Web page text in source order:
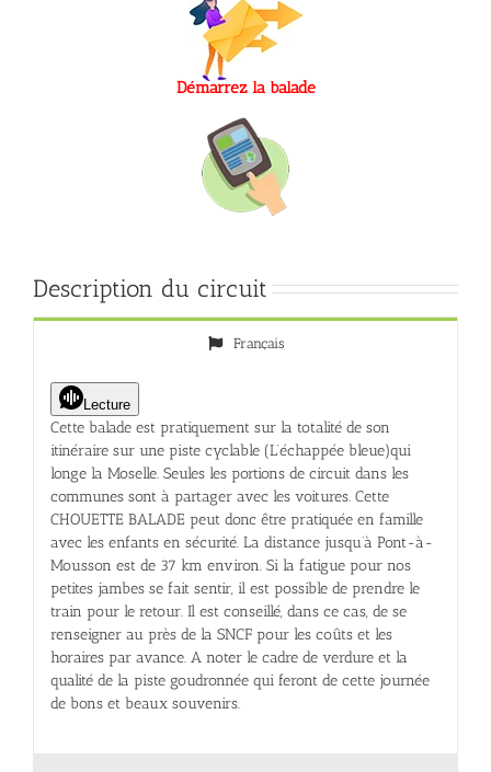
Démarrez la balade
Description du circuit
Français
Lecture
Cette balade est pratiquement sur la totalité de son
itinéraire sur une piste cyclable (L’échappée bleue)qui
longe la Moselle. Seules les portions de circuit dans les
communes sont à partager avec les voitures. Cette
CHOUETTE BALADE peut donc être pratiquée en famille
avec les enfants en sécurité. La distance jusqu’à Pont-à-
Mousson est de 37 km environ. Si la fatigue pour nos
petites jambes se fait sentir, il est possible de prendre le
train pour le retour. Il est conseillé, dans ce cas, de se
renseigner au près de la SNCF pour les coûts et les
horaires par avance. A noter le cadre de verdure et la
qualité de la piste goudronnée qui feront de cette journée
de bons et beaux souvenirs.